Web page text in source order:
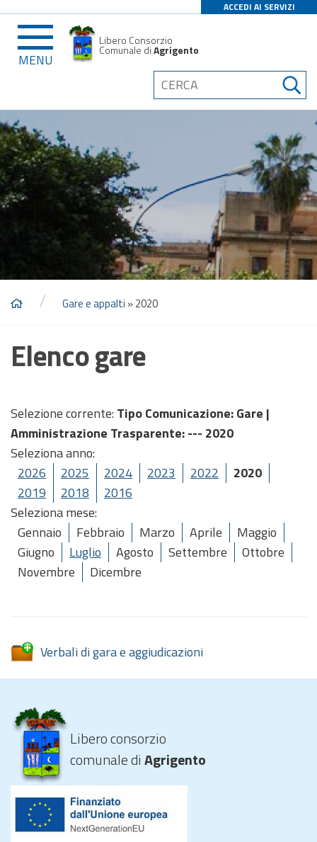
ACCEDI AI SERVIZI
MENU
Libero Consorzio
Comunale diAgrigento
/ Gare e appalti »2020
Elenco gare
Selezione corrente: Tipo Comunicazione: Gare |
Amministrazione Trasparente: --- 2020
Seleziona anno:
2026
2025 2024 2023 2022
2020
2019
2018
2016
Seleziona mese:
Gennaio
Febbraio Marzo Aprile
Maggio
Giugno
Luglio Agosto Settembre
Ottobre
Novembre
Dicembre
Verbali di gara e aggiudicazioni
Libero consorzio
comunale diAgrigento